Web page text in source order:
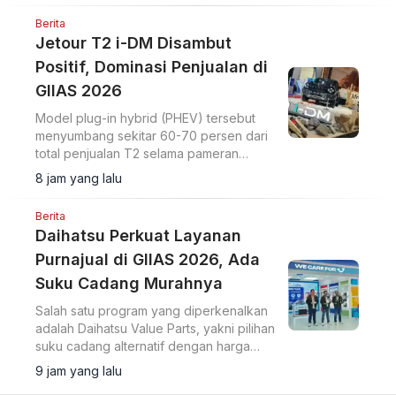
Berita
Jetour T2 i-DM Disambut
Positif, Dominasi Penjualan di
GIIAS 2026
Model plug-in hybrid (PHEV) tersebut
menyumbang sekitar 60-70 persen dari
total penjualan T2 selama pameran
berlangsung.
8 jam yang lalu
Berita
Daihatsu Perkuat Layanan
Purnajual di GIIAS 2026, Ada
Suku Cadang Murahnya
Salah satu program yang diperkenalkan
adalah Daihatsu Value Parts, yakni pilihan
suku cadang alternatif dengan harga
lebih terjangkau.
9 jam yang lalu